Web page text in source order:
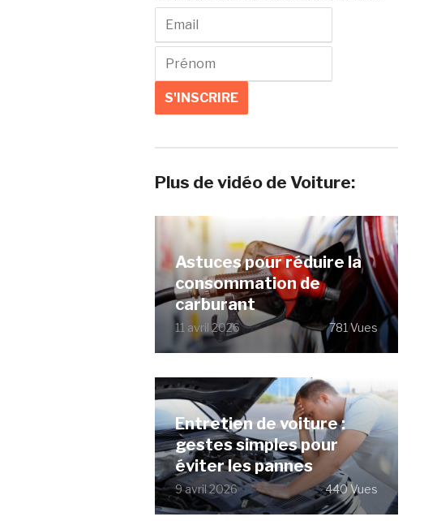
Plus de vidéo de Voiture:
Astuces pour réduire la
consommation de
carburant
11 avril 2026 781 Vues
Entretien de voiture :
gestes simples pour
éviter les pannes
9 avril 2026 440 Vues